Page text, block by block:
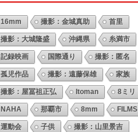
16mm 撮影：金城真助 首里
撮影：大城隆盛 沖縄県 糸満市
記録映画 国際通り 撮影：匿名
孤児作品 撮影：遠藤保雄 家族
撮影：屋冨祖正弘 Itoman 8ミリ
NAHA 那覇市 8mm FILMS
運動会 子供 撮影：山里景吉